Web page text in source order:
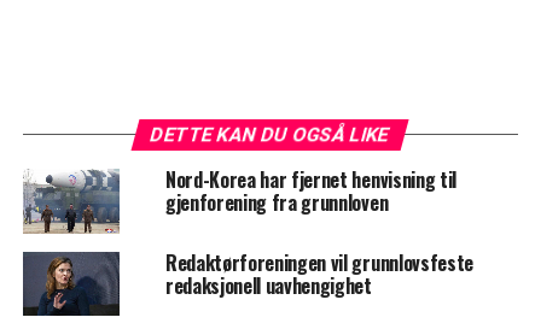
DETTE KAN DU OGSÅ LIKE
Nord-Korea har fjernet henvisning til
gjenforening fra grunnloven
Redaktørforeningen vil grunnlovsfeste
redaksjonell uavhengighet